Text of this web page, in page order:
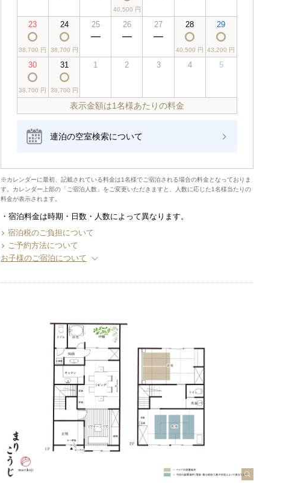
40,500 円
23
38,700 円
24
38,700 円
25 26 27 28
40,500 円
29
43,200 円
30
38,700 円
31
38,700 円
1 2 3 4 5
表示金額は1名様あたりの料金
連泊の空室検索について
※カレンダーに最初、記載されている料金は1名様でご宿泊される場合の料金となっておりま
す。カレンダー上部の「ご宿泊人数」をご変更いただきますと、人数に応じた1名様当たりの
料金が表示されます。
宿泊料金は時期・日数・人数によって異なります。
宿泊税のご負担について
ご予約方法について
お子様のご宿泊について